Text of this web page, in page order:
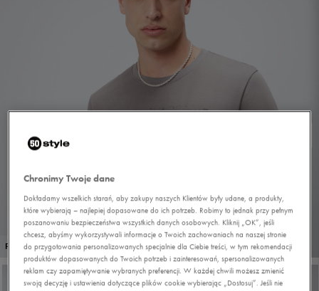
PROMO: DO -30% 1/5
Chronimy Twoje dane
Dokładamy wszelkich starań, aby zakupy naszych Klientów były udane, a produkty,
które wybierają – najlepiej dopasowane do ich potrzeb. Robimy to jednak przy pełnym
poszanowaniu bezpieczeństwa wszystkich danych osobowych. Kliknij „OK”, jeśli
chcesz, abyśmy wykorzystywali informacje o Twoich zachowaniach na naszej stronie
do przygotowania personalizowanych specjalnie dla Ciebie treści, w tym rekomendacji
produktów dopasowanych do Twoich potrzeb i zainteresowań, spersonalizowanych
reklam czy zapamiętywanie wybranych preferencji. W każdej chwili możesz zmienić
swoją decyzję i ustawienia dotyczące plików cookie wybierając „Dostosuj”. Jeśli nie